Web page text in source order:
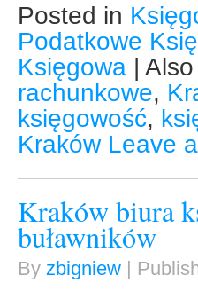
Posted in
Podatkowe
Księgowa |
rachunkowe,
księgowość,
Kraków Leave
Kraków biura
buławników
By zbigniew |